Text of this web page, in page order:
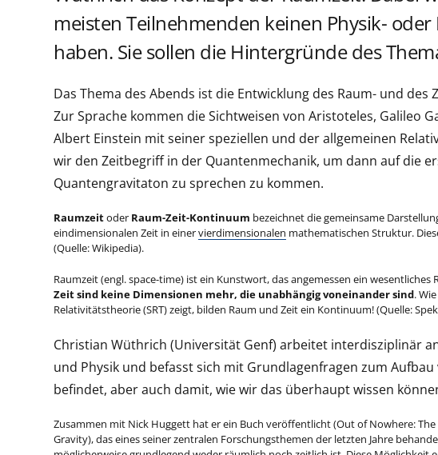
meisten Teilnehmenden keinen Physik-
haben. Sie sollen die Hintergründe des
Das Thema des Abends ist die Entwicklung des Raum- und
Zur Sprache kommen die Sichtweisen von Aristoteles, Galileo
Albert Einstein mit seiner speziellen und der allgemeinen
wir den Zeitbegriff in der Quantenmechanik, um dann auf die
Quantengravitaton zu sprechen zu kommen.
Raumzeitoder Raum-Zeit-Kontinuum bezeichnet die gemeinsame
eindimensionalen Zeit in einervierdimensionalen mathematischen Struktur.
(Quelle: Wikipedia).
Raumzeit (engl. space-time) ist ein Kunstwort, das angemessen ein
Zeit sind keine Dimensionen mehr, die unabhängig voneinander sind.
Relativitätstheorie (SRT) zeigt, bilden Raum und Zeit ein Kontinuum! (Quelle:
Christian Wüthrich (Universität Genf) arbeitet interdisziplinär
und Physik und befasst sich mit Grundlagenfragen zum
befindet, aber auch damit, wie wir das überhaupt wissen
Zusammen mit Nick Huggett hat er ein Buch veröffentlicht (Out of Nowhere:
Gravity), das eines seiner zentralen Forschungsthemen der letzten Jahre